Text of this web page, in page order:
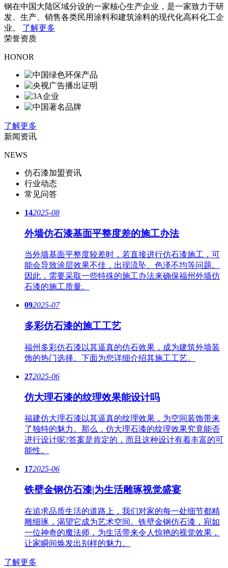
钢在中国大陆区域分设的一家核心生产企业，是一家致力于研
发、生产、销售各类民用涂料和建筑涂料的现代化高科化工企
业。 了解更多
荣誉资质
HONOR
了解更多
新闻资讯
NEWS
仿石漆加盟资讯
行业动态
常见问答
142025-08
外墙仿石漆基面平整度差的施工办法
当外墙基面平整度较差时，若直接进行仿石漆施工，可
能会导致涂层效果不佳，出现流坠、色泽不均等问题。
因此，需要采取一些特殊的施工办法来确保福州外墙仿
石漆的施工质量。
092025-07
多彩仿石漆的施工工艺
福州多彩仿石漆以其逼真的仿石效果，成为建筑外墙装
饰的热门选择。下面为您详细介绍其施工工艺。
272025-06
仿大理石漆的纹理效果能设计吗
福建仿大理石漆以其逼真的纹理效果，为空间装饰带来
了独特的魅力。那么，仿大理石漆的纹理效果究竟能否
进行设计呢?答案是肯定的，而且这种设计有着丰富的可
能性。
172025-06
铁壁金钢仿石漆|为生活雕琢视觉盛宴
在追求品质生活的道路上，我们对家的每一处细节都精
雕细琢，渴望它成为艺术空间。铁壁金钢仿石漆，宛如
一位神奇的魔法师，为生活带来令人惊艳的视觉效果，
让家瞬间焕发出别样的魅力。
了解更多